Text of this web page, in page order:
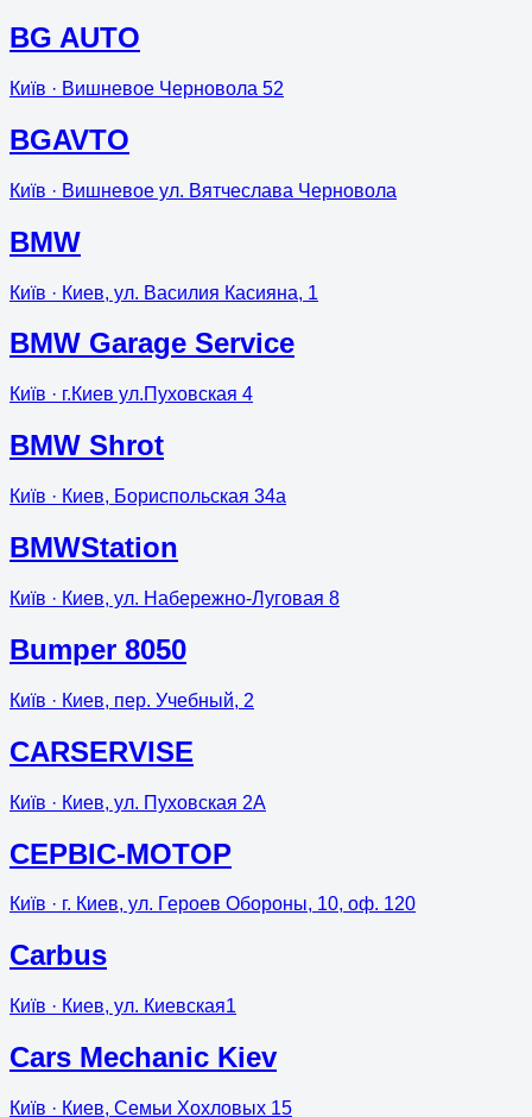
BG AUTO
Київ · Вишневое Черновола 52
BGAVTO
Київ · Вишневое ул. Вятчеслава Черновола
BMW
Київ · Киев, ул. Василия Касияна, 1
BMW Garage Service
Київ · г.Киев ул.Пуховская 4
BMW Shrot
Київ · Киев, Бориспольская 34а
BMWStation
Київ · Киев, ул. Набережно-Луговая 8
Bumper 8050
Київ · Киев, пер. Учебный, 2
CARSERVISE
Київ · Киев, ул. Пуховская 2А
CEPBIC-MOTOP
Київ · г. Киев, ул. Героев Обороны, 10, оф. 120
Carbus
Київ · Киев, ул. Киевская1
Cars Mechanic Kiev
Київ · Киев, Семьи Хохловых 15